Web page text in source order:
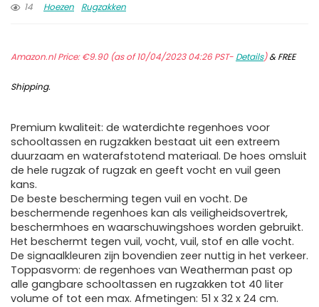
14
Hoezen Rugzakken
Amazon.nl Price:€9.90(as of 10/04/2023 04:26 PST- Details)&FREE
Shipping.
Premium kwaliteit: de waterdichte regenhoes voor
schooltassen en rugzakken bestaat uit een extreem
duurzaam en waterafstotend materiaal. De hoes omsluit
de hele rugzak of rugzak en geeft vocht en vuil geen
kans.
De beste bescherming tegen vuil en vocht. De
beschermende regenhoes kan als veiligheidsovertrek,
beschermhoes en waarschuwingshoes worden gebruikt.
Het beschermt tegen vuil, vocht, vuil, stof en alle vocht.
De signaalkleuren zijn bovendien zeer nuttig in het verkeer.
Toppasvorm: de regenhoes van Weatherman past op
alle gangbare schooltassen en rugzakken tot 40 liter
volume of tot een max. Afmetingen: 51 x 32 x 24 cm.